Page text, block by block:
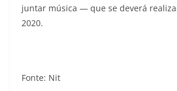
juntar música — que se deverá
2020.
Fonte: Nit